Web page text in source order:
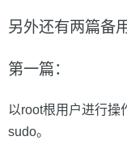
另外还有两篇备
第一篇：
以root根用户进行操
sudo。